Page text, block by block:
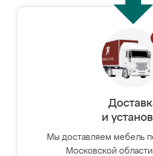
и
Мы доставляем мебель
Московской